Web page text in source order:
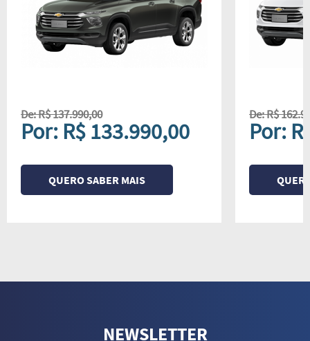
De: R$ 137.990,00
Por: R$ 133.990,00
QUERO SABER MAIS
De: R$
Por:
NEWSLETTER